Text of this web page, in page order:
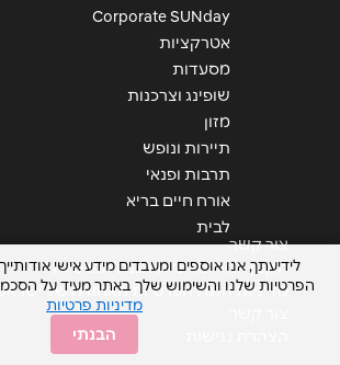
Corporate SUNday
אטרקציות
מסעדות
שופינג וצרכנות
מזון
תיירות ונופש
תרבות ופנאי
אורח חיים בריא
לבית
צור קשר
תקנון אתר ומדיניות הגנת הפרטיות
מדיניות הגנת הפרטיות האחודה של
לידיעתך, אנו אוספים ומעבדים מידע אישי
הפרטיות שלנו והשימוש שלך באתר מעיד על
מדיניות פרטיות
הבנתי